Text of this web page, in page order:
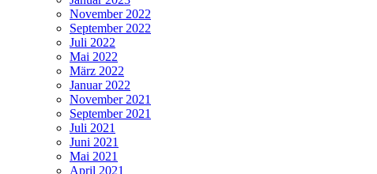
November 2022
September 2022
Juli 2022
Mai 2022
März 2022
Januar 2022
November 2021
September 2021
Juli 2021
Juni 2021
Mai 2021
April 2021